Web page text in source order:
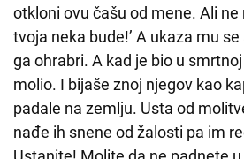
otkloni ovu čašu od mene. Ali ne
tvoja neka bude!’ A ukaza mu
ga ohrabri. A kad je bio u
molio. I bijaše znoj njegov kao
padale na zemlju. Usta od
nađe ih snene od žalosti pa im